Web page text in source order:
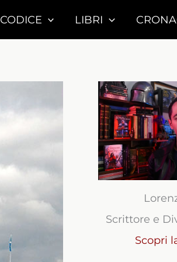
CODICE LIBRI
Scrittore e
Scopri